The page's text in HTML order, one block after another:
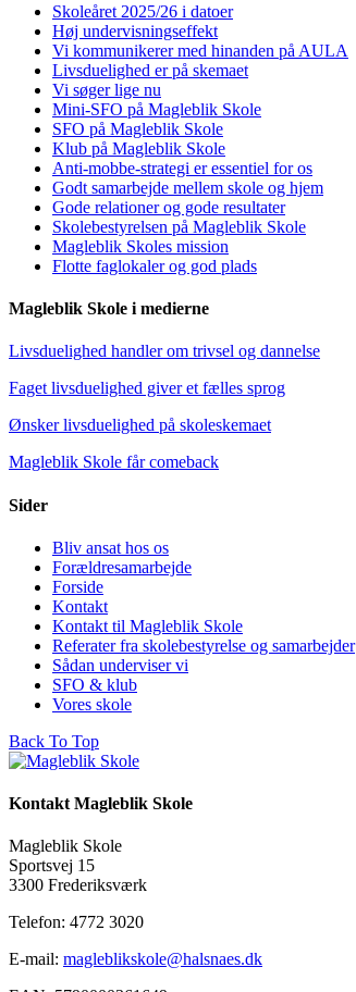
Skoleåret 2025/26 i datoer
Høj undervisningseffekt
Vi kommunikerer med hinanden på AULA
Livsduelighed er på skemaet
Vi søger lige nu
Mini-SFO på Magleblik Skole
SFO på Magleblik Skole
Klub på Magleblik Skole
Anti-mobbe-strategi er essentiel for os
Godt samarbejde mellem skole og hjem
Gode relationer og gode resultater
Skolebestyrelsen på Magleblik Skole
Magleblik Skoles mission
Flotte faglokaler og god plads
Magleblik Skole i medierne
Livsduelighed handler om trivsel og dannelse
Faget livsduelighed giver et fælles sprog
Ønsker livsduelighed på skoleskemaet
Magleblik Skole får comeback
Sider
Bliv ansat hos os
Forældresamarbejde
Forside
Kontakt
Kontakt til Magleblik Skole
Referater fra skolebestyrelse og samarbejder
Sådan underviser vi
SFO & klub
Vores skole
Back To Top
Kontakt Magleblik Skole
Magleblik Skole
Sportsvej 15
3300 Frederiksværk
Telefon: 4772 3020
E-mail: magleblikskole@halsnaes.dk